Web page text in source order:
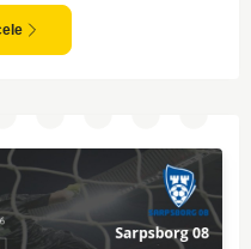
yüksek olacağını ve
düşünüyorum.